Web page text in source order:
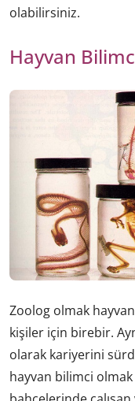
olabilirsiniz.
Hayvan
Zoolog olmak
kişiler için birebir.
olarak kariyerini
hayvan bilimci